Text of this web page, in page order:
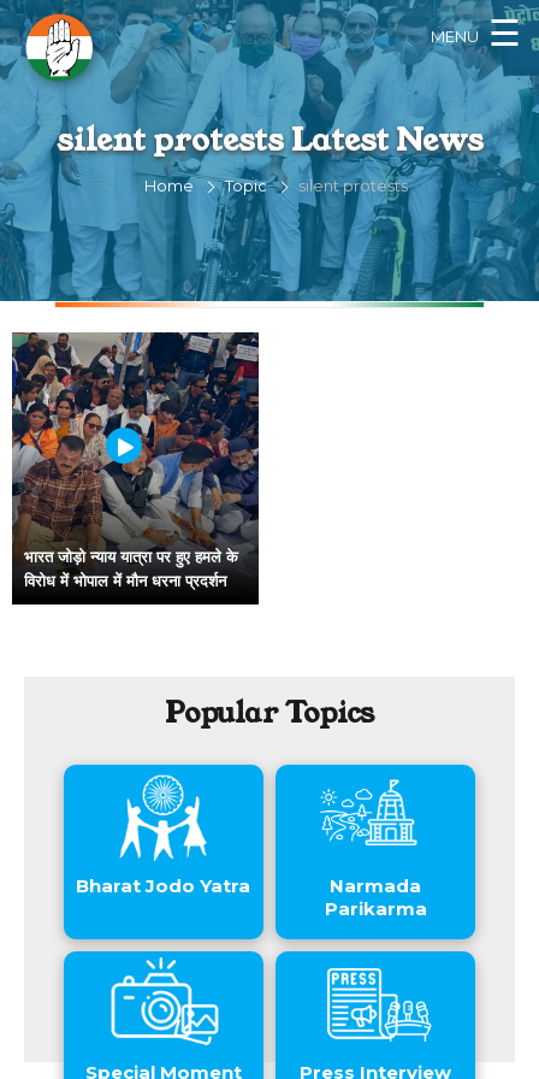
MENU☰
×
silent protests Latest News
Home Topic silent protests
भारत जोड़ो न्याय यात्रा पर हुए हमले के
विरोध में भोपाल में मौन धरना प्रदर्शन
Popular Topics
Bharat Jodo Yatra
Narmada
Parikarma
Special Moment Press Interview